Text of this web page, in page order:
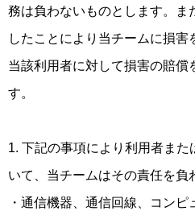
務は負わないものとします。ま
したことにより当チームに損害
当該利用者に対して損害の賠償
す。
1. 下記の事項により利用者ま
いて、当チームはその責任を負
・通信機器、通信回線、コン